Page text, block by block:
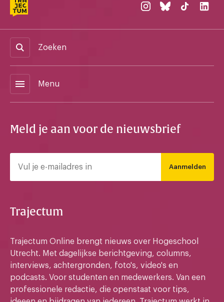
Zoeken
menu Menu
Meld je aan voor de nieuwsbrief
Aanmelden
Trajectum
Trajectum Online brengt nieuws over Hogeschool
Utrecht. Met dagelijkse berichtgeving, columns,
interviews, achtergronden, foto's, video's en
podcasts. Voor studenten en medewerkers. Van een
professionele redactie, die openstaat voor tips,